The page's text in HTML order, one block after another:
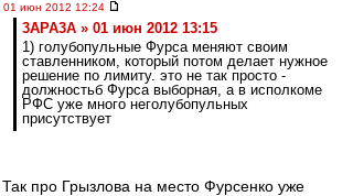
01 июн 2012 12:24
3APA3A » 01 июн 2012 13:15
1) голубопульные Фурса меняют своим
ставленником, который потом делает нужное
решение по лимиту. это не так просто -
должностьб Фурса выборная, а в исполкоме
РФС уже много неголубопульных
присутствует
Так про Грызлова на место Фурсенко уже